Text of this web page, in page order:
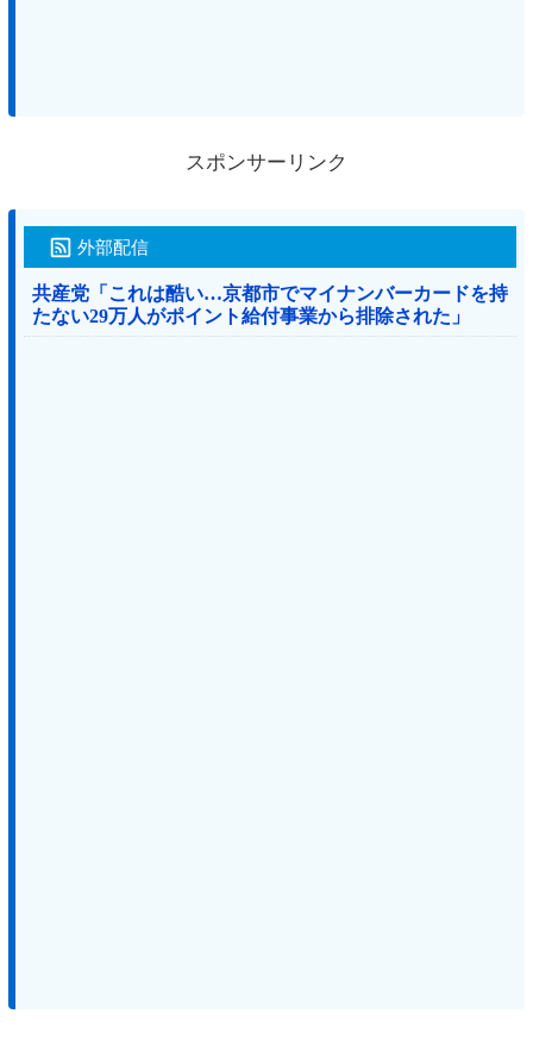
スポンサーリンク
外部配信
共産党「これは酷い…京都市でマイナンバーカードを持
たない29万人がポイント給付事業から排除された」